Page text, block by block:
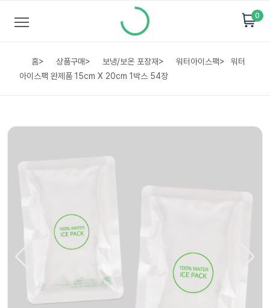
0
홈> 상품구매> 보냉/보온 포장재> 워터아이스팩>
워터
아이스팩 완제품 15cm X 20cm 1박스 54장